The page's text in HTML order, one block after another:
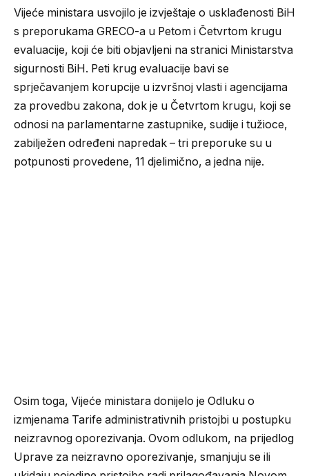
Vijeće ministara usvojilo je izvještaje o usklađenosti BiH
s preporukama GRECO-a u Petom i Četvrtom krugu
evaluacije, koji će biti objavljeni na stranici Ministarstva
sigurnosti BiH. Peti krug evaluacije bavi se
sprječavanjem korupcije u izvršnoj vlasti i agencijama
za provedbu zakona, dok je u Četvrtom krugu, koji se
odnosi na parlamentarne zastupnike, sudije i tužioce,
zabilježen određeni napredak – tri preporuke su u
potpunosti provedene, 11 djelimično, a jedna nije.
Osim toga, Vijeće ministara donijelo je Odluku o
izmjenama Tarife administrativnih pristojbi u postupku
neizravnog oporezivanja. Ovom odlukom, na prijedlog
Uprave za neizravno oporezivanje, smanjuju se ili